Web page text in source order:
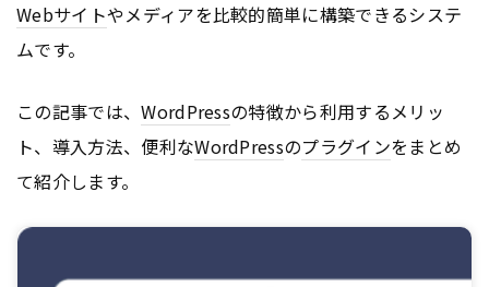
Webサイトやメディアを比較的簡単に構築できるシステ
ムです。
この記事では、WordPressの特徴から利用するメリッ
ト、導入方法、便利なWordPressのプラグインをまとめ
て紹介します。